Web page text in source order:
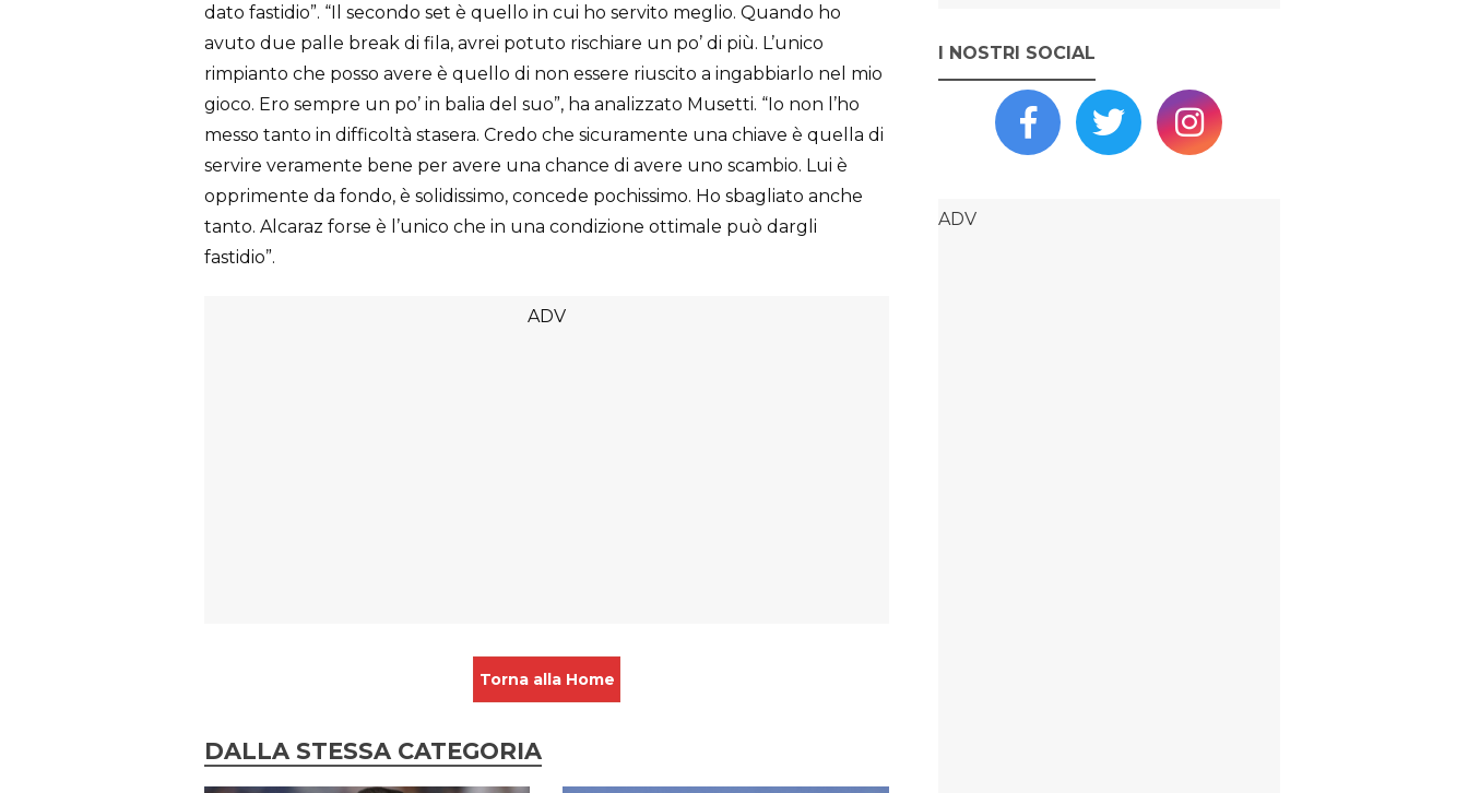
dato fastidio”. “Il secondo set è quello in cui ho servito meglio. Quando ho
avuto due palle break di fila, avrei potuto rischiare un po’ di più. L’unico
rimpianto che posso avere è quello di non essere riuscito a ingabbiarlo nel mio
gioco. Ero sempre un po’ in balia del suo”, ha analizzato Musetti. “Io non l’ho
messo tanto in difficoltà stasera. Credo che sicuramente una chiave è quella di
servire veramente bene per avere una chance di avere uno scambio. Lui è
opprimente da fondo, è solidissimo, concede pochissimo. Ho sbagliato anche
tanto. Alcaraz forse è l’unico che in una condizione ottimale può dargli
fastidio”.
Torna alla Home
DALLA STESSA CATEGORIA
I NOSTRI SOCIAL